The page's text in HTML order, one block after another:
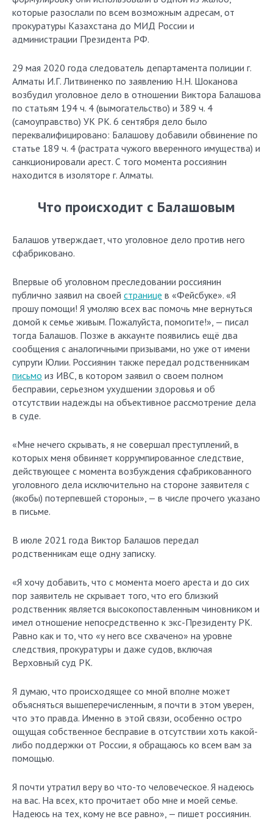
которые разослали по всем возможным адресам, от
прокуратуры Казахстана до МИД России и
администрации Президента РФ.
29 мая 2020 года следователь департамента полиции г.
Алматы И.Г. Литвиненко по заявлению Н.Н. Шоканова
возбудил уголовное дело в отношении Виктора Балашова
по статьям 194 ч. 4 (вымогательство) и 389 ч. 4
(самоуправство) УК РК. 6 сентября дело было
переквалифицировано: Балашову добавили обвинение по
статье 189 ч. 4 (растрата чужого вверенного имущества) и
санкционировали арест. С того момента россиянин
находится в изоляторе г. Алматы.
Что происходит с Балашовым
Балашов утверждает, что уголовное дело против него
сфабриковано.
Впервые об уголовном преследовании россиянин
публично заявил на своей странице в «Фейсбуке». «Я
прошу помощи! Я умоляю всех вас помочь мне вернуться
домой к семье живым. Пожалуйста, помогите!», — писал
тогда Балашов. Позже в аккаунте появились ещё два
сообщения с аналогичными призывами, но уже от имени
супруги Юлии. Россиянин также передал родственникам
письмо из ИВС, в котором заявил о своем полном
бесправии, серьезном ухудшении здоровья и об
отсутствии надежды на объективное рассмотрение дела
в суде.
«Мне нечего скрывать, я не совершал преступлений, в
которых меня обвиняет коррумпированное следствие,
действующее с момента возбуждения сфабрикованного
уголовного дела исключительно на стороне заявителя с
(якобы) потерпевшей стороны», — в числе прочего указано
в письме.
В июле 2021 года Виктор Балашов передал
родственникам еще одну записку.
«Я хочу добавить, что с момента моего ареста и до сих
пор заявитель не скрывает того, что его близкий
родственник является высокопоставленным чиновником и
имел отношение непосредственно к экс-Президенту РК.
Равно как и то, что «у него все схвачено» на уровне
следствия, прокуратуры и даже судов, включая
Верховный суд РК.
Я думаю, что происходящее со мной вполне может
объясняться вышеперечисленным, я почти в этом уверен,
что это правда. Именно в этой связи, особенно остро
ощущая собственное бесправие в отсутствии хоть какой-
либо поддержки от России, я обращаюсь ко всем вам за
помощью.
Я почти утратил веру во что-то человеческое. Я надеюсь
на вас. На всех, кто прочитает обо мне и моей семье.
Надеюсь на тех, кому не все равно», — пишет россиянин.